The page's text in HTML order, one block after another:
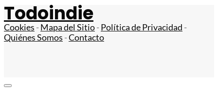
Todoindie
Cookies -Mapa del Sitio-Política de Privacidad -
Quiénes Somos -Contacto